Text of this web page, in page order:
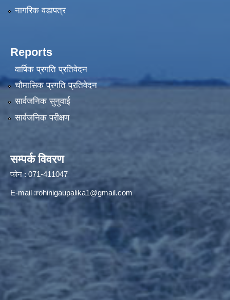
नागरिक वडापत्र
Reports
वार्षिक प्रगति प्रतिवेदन
चौमासिक प्रगति प्रतिवेदन
सार्वजनिक सुनुवाई
सार्वजनिक परीक्षण
सम्पर्क विवरण
फोन : 071-411047
E-mail :rohinigaupalika1@gmail.com